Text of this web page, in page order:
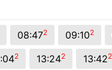
08:472 09:102
2 13:242 13:422